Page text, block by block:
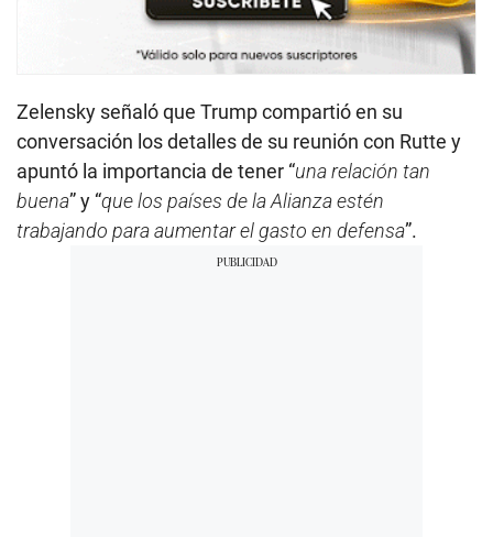
Zelensky señaló que Trump compartió en su
conversación los detalles de su reunión con Rutte y
apuntó la importancia de tener “una relación tan
buena” y “que los países de la Alianza estén
trabajando para aumentar el gasto en defensa”.